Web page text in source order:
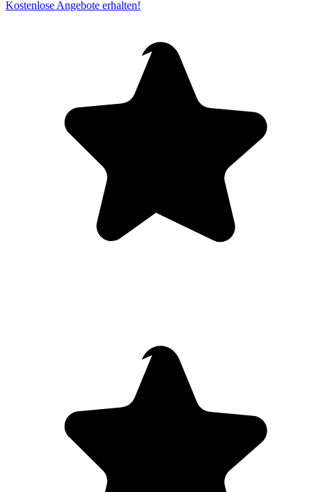
Kostenlose Angebote erhalten!